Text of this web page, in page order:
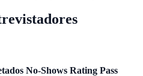
No-Shows Rating Pass